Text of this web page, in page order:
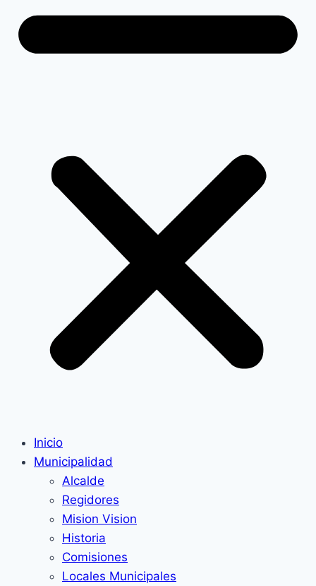
Inicio
Municipalidad
Alcalde
Regidores
Mision Vision
Historia
Comisiones
Locales Municipales